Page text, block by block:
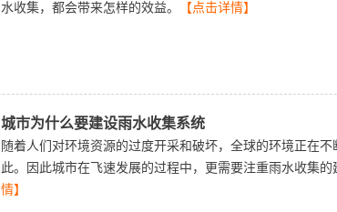
水收集，都会带来怎样的效益。
【点击详情】
城市为什么要建设雨水收集系统
随着人们对环境资源的过度开采和破坏，全球的环境正在
此。因此城市在飞速发展的过程中，更需要注重雨水收集的
情】